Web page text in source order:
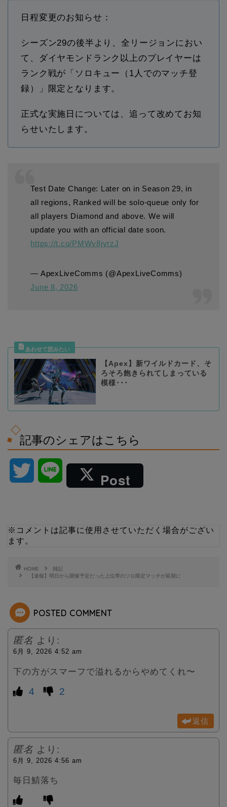
日程変更のお知らせ：
シーズン29の後半より、全リージョンにおい
て、ダイヤモンドランク以上のプレイヤーは
ランク戦が「ソロキュー（1人でのマッチ登
録）」限定となります。
正式な実施日については、追って改めてお知
らせいたします。
Test Date Change: Later on in Season 29, in
all regions, Ranked will be solo-queue only for
all players Diamond and above. We will
update you with an official date soon.
https://t.co/PMWv8jyrzJ
— ApexLiveComms (@ApexLiveComms)
June 8, 2026
【Apex】新ワイルドカード、そ
ろそろ飽きられてしまっている
模様･･･
記事のシェアはこちら
t
r
Post
※コメントは記事に使用させていただく場合がござい
ます。
HOME
雑記
【速報】明日から開催予定だった上位帯のソロ限定マッチが延期に
POSTED COMMENT
匿名 より:
6月 9, 2026 4:52 am
下の方がスマーフで溢れるからやめてくれ〜
4 2
返信
匿名 より:
6月 9, 2026 4:56 am
毎日鯖落ち